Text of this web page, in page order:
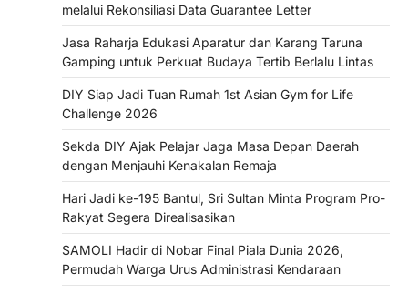
melalui Rekonsiliasi Data Guarantee Letter
Jasa Raharja Edukasi Aparatur dan Karang Taruna
Gamping untuk Perkuat Budaya Tertib Berlalu Lintas
DIY Siap Jadi Tuan Rumah 1st Asian Gym for Life
Challenge 2026
Sekda DIY Ajak Pelajar Jaga Masa Depan Daerah
dengan Menjauhi Kenakalan Remaja
Hari Jadi ke-195 Bantul, Sri Sultan Minta Program Pro-
Rakyat Segera Direalisasikan
SAMOLI Hadir di Nobar Final Piala Dunia 2026,
Permudah Warga Urus Administrasi Kendaraan